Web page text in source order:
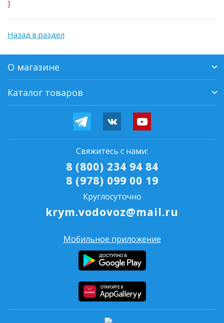
]
Назад в раздел
О магазине
Каталог товаров
Свяжитесь с нами:
8 (800) 234 94 84
8 (978) 099 00 19
Круглосуточно
krym.vodovoz@mail.ru
Мобильное приложение